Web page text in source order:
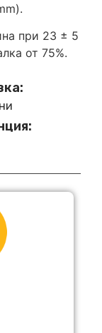
при 23 ± 5
от 75%.